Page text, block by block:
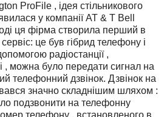
ProFile , ідея стільникового
у компанії AT & T Bell
ця фірма створила перший в
це був гібрид телефону і
радіостанції ,
, можна було передати сигнал на
телефонний дзвінок. Дзвінок на
значно складнішим шляхом :
подзвонити на телефонну